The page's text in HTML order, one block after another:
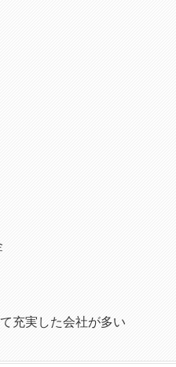
充実した会社が多い